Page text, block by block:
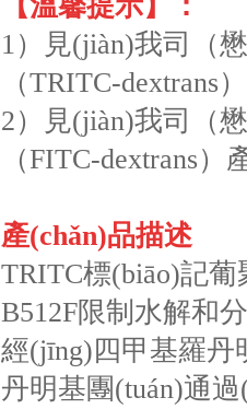
1）見(jiàn)我司（
（TRITC-dextrans
2）見(jiàn)我司（
（FITC-dextrans
產(chǎn)品描述
TRITC標(biāo)記
B512F限制水解和
經(jīng)四甲基羅丹
丹明基團(tuán)通